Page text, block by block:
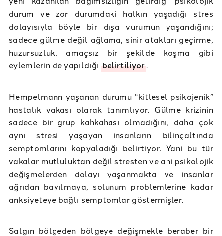
durum ve zor durumdaki halkın yaşadığı stres
dolayısıyla böyle bir dışa vurumun yaşandığını;
sadece gülme değil ağlama, sinir atakları geçirme,
huzursuzluk, amaçsız bir şekilde koşma gibi
eylemlerin de yapıldığı belirtiliyor.
Hempelmann yaşanan durumu “kitlesel psikojenik”
hastalık vakası olarak tanımlıyor. Gülme krizinin
sadece bir grup kahkahası olmadığını, daha çok
aynı stresi yaşayan insanların bilinçaltında
semptomlarını kopyaladığı belirtiyor. Yani bu tür
vakalar mutluluktan değil stresten ve ani psikolojik
değişmelerden dolayı yaşanmakta ve insanlar
ağrıdan bayılmaya, solunum problemlerine kadar
anksiyeteye bağlı semptomlar göstermişler.
Salgın bölgeden bölgeye değişmekle beraber bir